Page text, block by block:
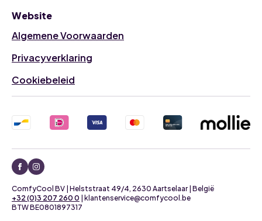
Website
Algemene Voorwaarden
Privacyverklaring
Cookiebeleid
+32 (0)3 207 260 0 | klantenservice@comfycool.be
BTW BE0801897317
ComfyCool BV | Helststraat 49/4, 2630 Aartselaar | België